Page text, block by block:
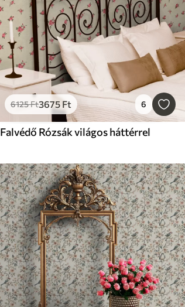
6125Ft3675 Ft 6
Falvédő Rózsák világos háttérrel